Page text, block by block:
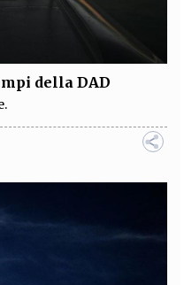
della DAD